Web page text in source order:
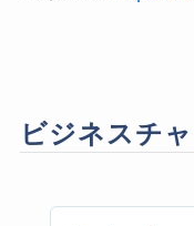
ビジネスチ